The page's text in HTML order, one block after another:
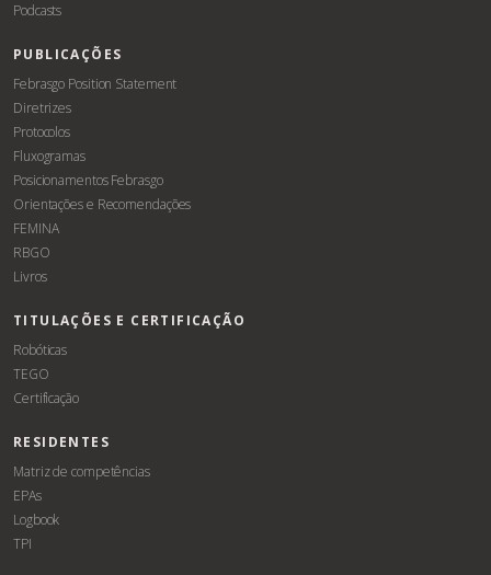
Podcasts
PUBLICAÇÕES
Febrasgo Position Statement
Diretrizes
Protocolos
Fluxogramas
Posicionamentos Febrasgo
Orientações e Recomendações
FEMINA
RBGO
Livros
TITULAÇÕES E CERTIFICAÇÃO
Robóticas
TEGO
Certificação
RESIDENTES
Matriz de competências
EPAs
Logbook
TPI